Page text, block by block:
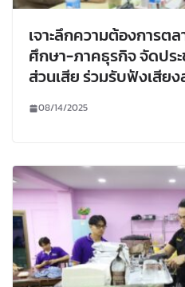
เจาะลึกความต้องการต
ศึกษา-ภาคธุรกิจ จัดปร
ส่วนเสีย ร่วมรับฟังเสีย
08/14/2025